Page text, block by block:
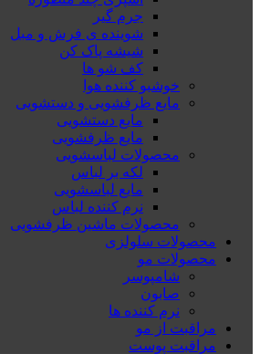
جرم گیر
شوینده ی فرش و مبل
شیشه پاک کن
کف شو ها
خوشبو کننده هوا
مایع ظرفشویی و دستشویی
مایع دستشویی
مایع ظرفشویی
محصولات لباسشویی
لکه بر لباس
مایع لباسشویی
نرم کننده لباس
محصولات ماشین ظرفشویی
محصولات سلولزی
محصولات مو
شامپوسر
صابون
نرم کننده ها
مراقبت از مو
مراقبت پوست